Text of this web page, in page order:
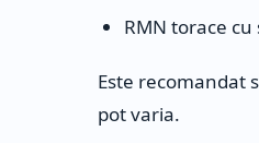
RMN torace
Este recomandat
pot varia.